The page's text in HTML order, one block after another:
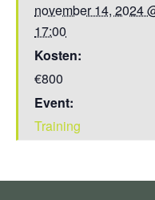
november 14, 2024
17:00
Kosten:
€800
Event:
Training